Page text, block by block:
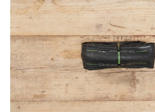
Actualités
Technologies
Tests de produits
Conseils
Tendances
Tous nos articles